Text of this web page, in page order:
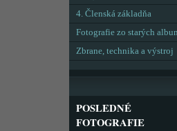
4. Členská základňa
Fotografie zo starých
Zbrane, technika a výstroj
POSLEDNÉ
FOTOGRAFIE